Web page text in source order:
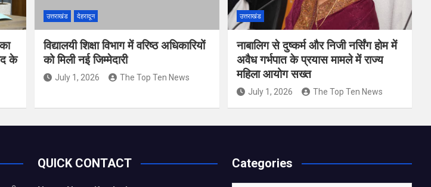
के
उत्तराखंड देहरादून
विद्यालयी शिक्षा विभाग में वरिष्ठ अधिकारियों
को मिली नई जिम्मेदारी
July 1, 2026 The Top Ten News
उत्तराखंड
नाबालिग से दुष्कर्म और निजी नर्सिंग होम में
अवैध गर्भपात के प्रयास मामले में राज्य
महिला आयोग सख्त
July 1, 2026 The Top Ten News
QUICK CONTACT Categories